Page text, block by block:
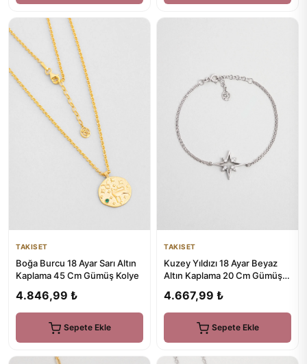
TAKISET
Boğa Burcu 18 Ayar Sarı Altın
Kaplama 45 Cm Gümüş Kolye
4.846,99 ₺
Sepete Ekle
TAKISET
Kuzey Yıldızı 18 Ayar Beyaz
Altın Kaplama 20 Cm Gümüş
4.667,99 ₺
Sepete Ekle